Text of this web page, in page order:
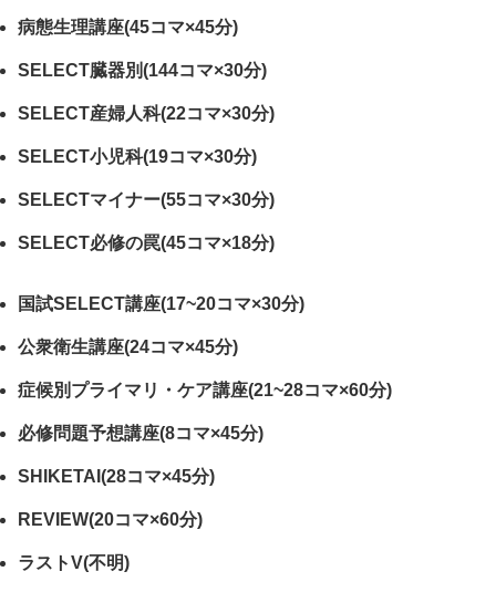
病態生理講座(45コマ×45分)
SELECT臓器別(144コマ×30分)
SELECT産婦人科(22コマ×30分)
SELECT小児科(19コマ×30分)
SELECTマイナー(55コマ×30分)
SELECT必修の罠(45コマ×18分)
国試SELECT講座(17~20コマ×30分)
公衆衛生講座(24コマ×45分)
症候別プライマリ・ケア講座(21~28コマ×60分)
必修問題予想講座(8コマ×45分)
SHIKETAI(28コマ×45分)
REVIEW(20コマ×60分)
ラストV(不明)